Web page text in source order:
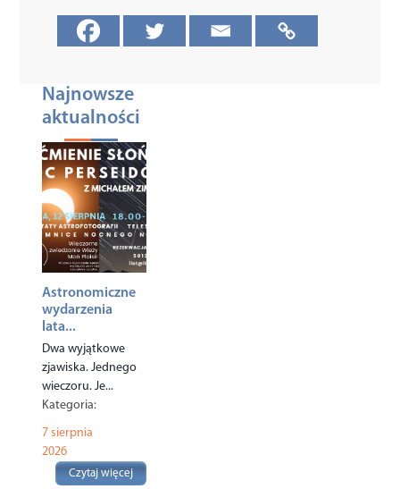
Najnowsze
aktualności
Astronomiczne
wydarzenia
lata...
Dwa wyjątkowe
zjawiska. Jednego
wieczoru. Je...
Kategoria:
Turystyka
7 sierpnia
2026
Czytaj więcej